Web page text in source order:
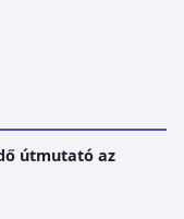
útmutató az